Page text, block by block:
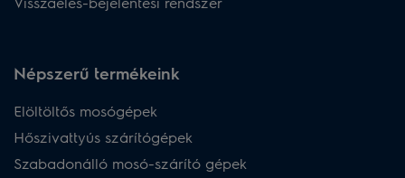
Népszerű termékeink
Elöltöltős mosógépek
Hőszivattyús szárítógépek
Szabadonálló mosó-szárító gépek